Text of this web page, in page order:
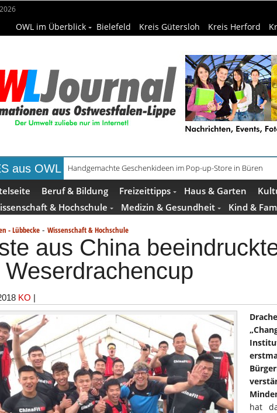
OWL im Überblick Bielefeld Kreis Gütersloh Kreis Herford
aus OWL Bielefelder Freibäder: 350.000 Gäste schon Anfang August
Beruf & Bildung Freizeittipps Haus & Garten
& Hochschule
Medizin & Gesundheit Kind &
- Lübbecke - Wissenschaft & Hochschule
aus China
Weserdrachencup
KO |
hat